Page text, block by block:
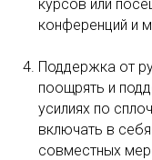
курсов или
конференций и
Поддержка от
поощрять и
усилиях по
включать в
совместных